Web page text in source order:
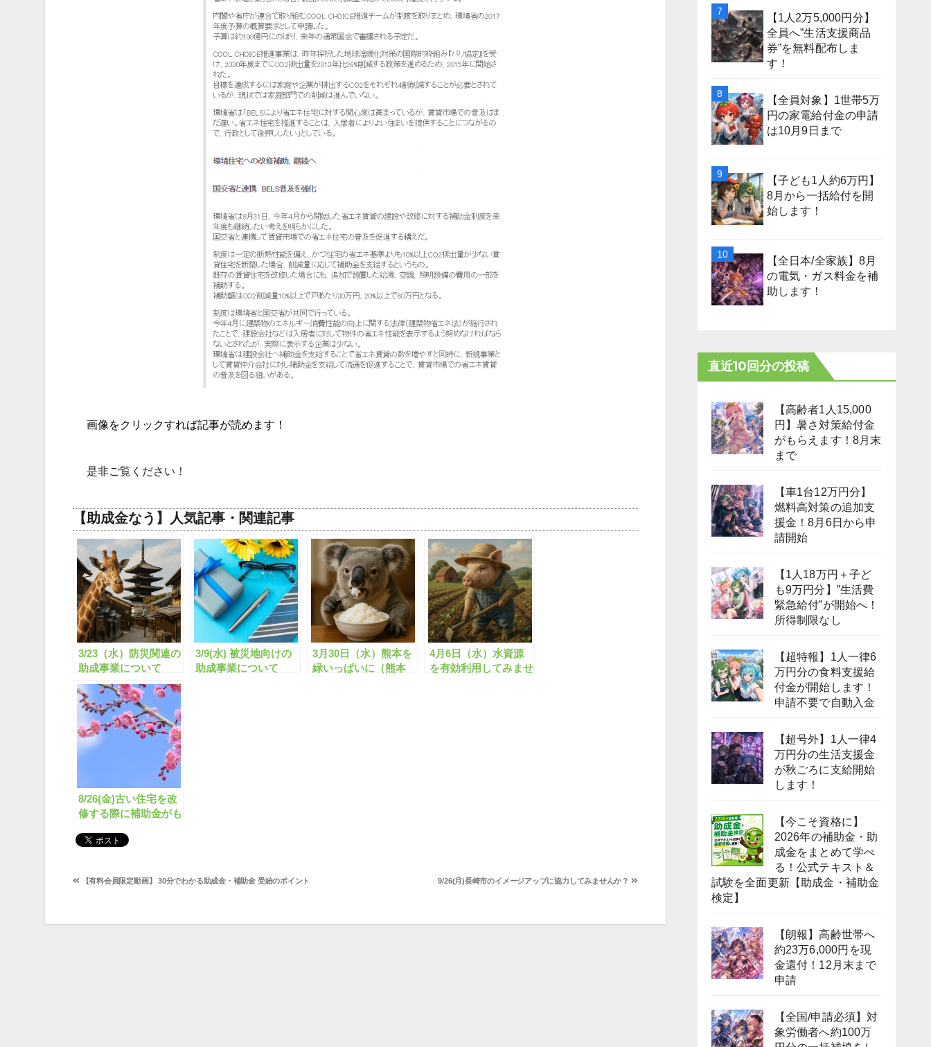
画像をクリックすれば記事が読めます！
是非ご覧ください！
【助成金なう】人気記事・関連記事
3/23（水）防災関連の
助成事業について
3/9(水) 被災地向けの
助成事業について
3月30日（水）熊本を
緑いっぱいに（熊本
4月6日（水）水資源
を有効利用してみませ
8/26(金)古い住宅を改
修する際に補助金がも
ますか？
投
ナ
9/26(月)長崎市のイメージアップに協力してみませんか？
【有料会員限定動画】 30分でわかる助成金・補助金 受給のポイント
【1人2万5,000円分】
全員へ”生活支援商品
券”を無料配布しま
す！
【全員対象】1世帯5万
円の家電給付金の申請
は10月9日まで
【子ども1人約6万円】
8月から一括給付を開
始します！
【全日本/全家族】8月
の電気・ガス料金を補
助します！
直近10回分の投稿
【高齢者1人15,000
円】暑さ対策給付金
がもらえます！8月末
まで
【車1台12万円分】
燃料高対策の追加支
援金！8月6日から申
請開始
【1人18万円＋子ど
も9万円分】”生活費
緊急給付”が開始へ！
所得制限なし
【超特報】1人一律6
万円分の食料支援給
付金が開始します！
申請不要で自動入金
【超号外】1人一律4
万円分の生活支援金
が秋ごろに支給開始
します！
【今こそ資格に】
2026年の補助金・助
成金をまとめて学べ
る！公式テキスト＆
試験を全面更新【助成金・補助金
検定】
【朗報】高齢世帯へ
約23万6,000円を現
金還付！12月末まで
申請
【全国/申請必須】対
象労働者へ約100万